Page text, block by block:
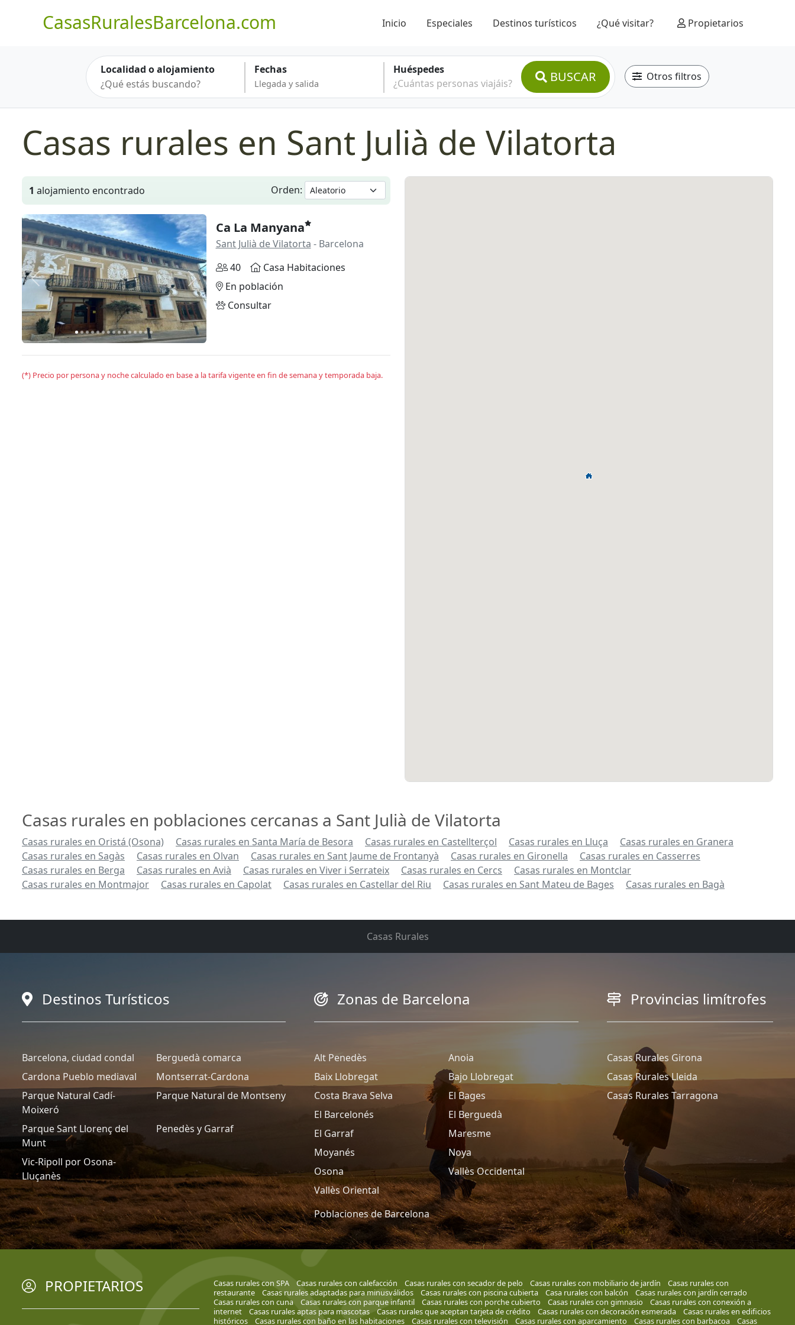
CasasRuralesBarcelona.com Inicio Especiales Destinos turísticos ¿Qué visitar? Propietarios
Localidad o alojamiento Fechas
Huéspedes
¿Cuántas personas viajáis?
BUSCAR Otros filtros
Casas rurales en Sant Julià de Vilatorta
1 alojamiento encontrado Orden:
Anterior Siguiente
Ca La Manyana
Sant Julià de Vilatorta - Barcelona
40
Casa Habitaciones
En población
Consultar
(*) Precio por persona y noche calculado en base a la tarifa vigente en fin de semana y temporada baja.
Casas rurales en poblaciones cercanas a Sant Julià de Vilatorta
Casas rurales en Oristá (Osona) Casas rurales en Santa María de Besora Casas rurales en Castellterçol Casas rurales en Lluça
Casas rurales en Granera
Casas rurales en Sagàs
Casas rurales en Olvan Casas rurales en Sant Jaume de Frontanyà Casas rurales en Gironella
Casas rurales en Casserres
Casas rurales en Berga
Casas rurales en Avià Casas rurales en Viver i Serrateix Casas rurales en Cercs
Casas rurales en Montclar
Casas rurales en Montmajor
Casas rurales en Capolat Casas rurales en Castellar del Riu Casas rurales en Sant Mateu de Bages Casas rurales en Bagà
Casas Rurales
Destinos Turísticos
Barcelona, ciudad condal
Berguedà comarca
Cardona Pueblo mediaval
Montserrat-Cardona
Parque Natural Cadí-
Moixeró
Parque Natural de Montseny
Parque Sant Llorenç del
Munt
Penedès y Garraf
Vic-Ripoll por Osona-
Lluçanès
Zonas de Barcelona
Alt Penedès
Anoia
Baix Llobregat
Bajo Llobregat
Costa Brava Selva
El Bages
El Barcelonés
El Berguedà
El Garraf
Maresme
Moyanés
Noya
Osona
Vallès Occidental
Vallès Oriental
Poblaciones de Barcelona
Provincias limítrofes
Casas Rurales Girona
Casas Rurales Lleida
Casas Rurales Tarragona
PROPIETARIOS Casas rurales con SPA Casas rurales con calefacción Casas rurales con secador de pelo Casas rurales con mobiliario de jardín
Casas rurales con
restaurante
Casas rurales adaptadas para minusválidos Casas rurales con piscina cubierta Casa rurales con balcón
Casas rurales con jardín cerrado
Casas rurales con cuna
Casas rurales con parque infantil Casas rurales con porche cubierto Casas rurales con gimnasio
Casas rurales con conexión a
internet
Casas rurales aptas para mascotas Casas rurales que aceptan tarjeta de crédito Casas rurales con decoración esmerada
Casas rurales en edificios
históricos
Casas rurales con baño en las habitaciones Casas rurales con televisión Casas rurales con aparcamiento Casas rurales con barbacoa Casas